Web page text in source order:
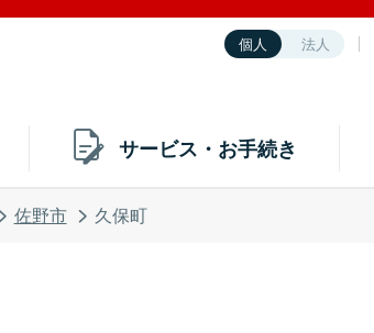
個人 法人
サービス・お手続き
佐野市 久保町